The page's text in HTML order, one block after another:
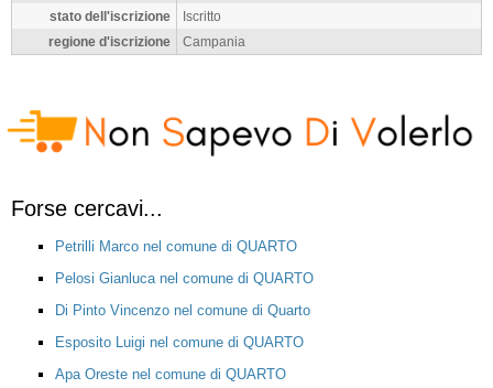
stato dell'iscrizione
Iscritto
regione d'iscrizione
Campania
Forse cercavi...
Petrilli Marco nel comune di QUARTO
Pelosi Gianluca nel comune di QUARTO
Di Pinto Vincenzo nel comune di Quarto
Esposito Luigi nel comune di QUARTO
Apa Oreste nel comune di QUARTO